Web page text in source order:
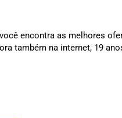
encontra as melhores
também na internet, 19